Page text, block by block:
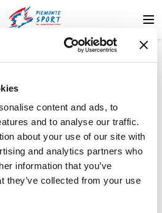
content and ads, to
and to analyse our traffic.
about your use of our site with
and analytics partners who
information that you’ve
they’ve collected from your use